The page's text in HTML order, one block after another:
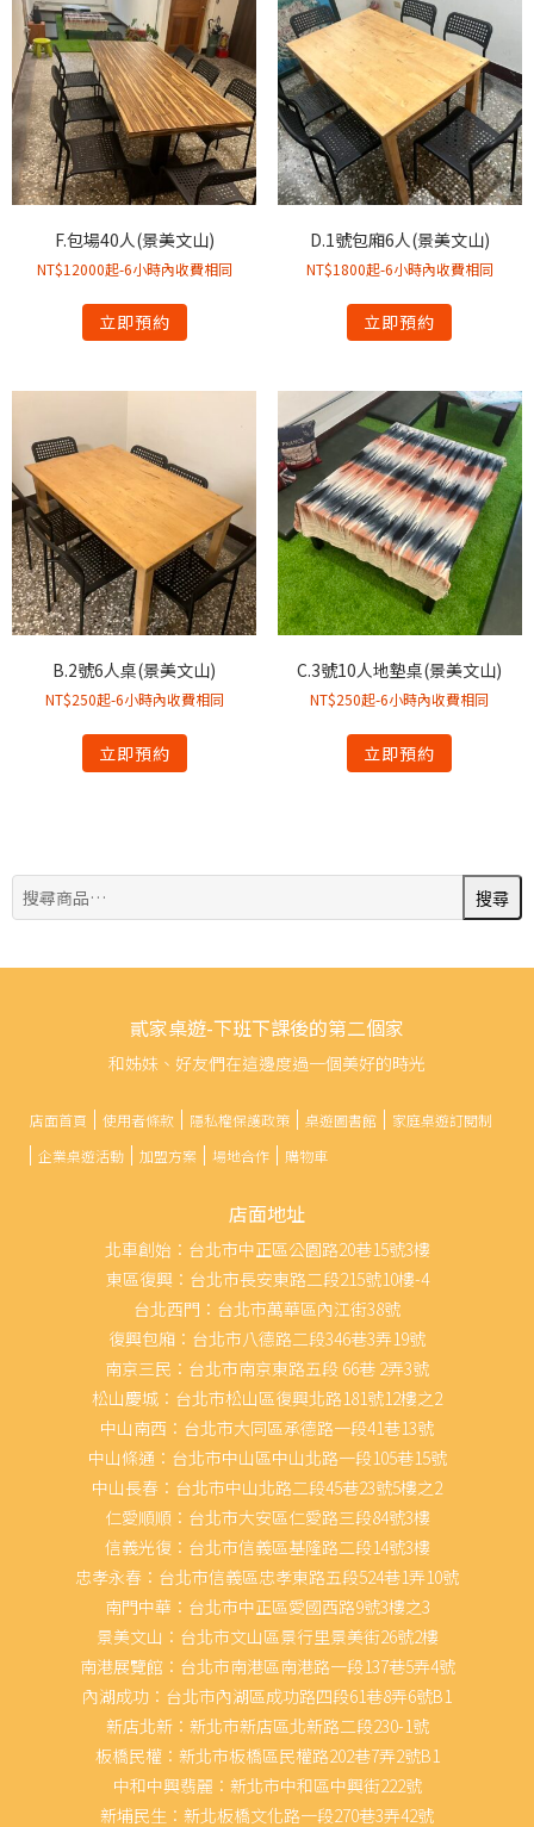
F.包場40人(景美文山)
NT$12000起-6小時內收費相同
立即預約
D.1號包廂6人(景美文山)
NT$1800起-6小時內收費相同
立即預約
B.2號6人桌(景美文山)
NT$250起-6小時內收費相同
立即預約
C.3號10人地墊桌(景美文山)
NT$250起-6小時內收費相同
立即預約
搜
尋:
搜尋
貳家桌遊-下班下課後的第二個家
和姊妹、好友們在這邊度過一個美好的時光
店面首頁 使用者條款 隱私權保護政策 桌遊圖書館
家庭桌遊訂閱制
企業桌遊活動
加盟方案 場地合作 購物車
店面地址
北車創始：台北市中正區公園路20巷15號3樓
東區復興：台北市長安東路二段215號10樓-4
台北西門：台北市萬華區內江街38號
復興包廂：台北市八德路二段346巷3弄19號
南京三民：台北市南京東路五段 66巷 2弄3號
松山慶城：台北市松山區復興北路181號12樓之2
中山南西：台北市大同區承德路一段41巷13號
中山條通：台北市中山區中山北路一段105巷15號
中山長春：台北市中山北路二段45巷23號5樓之2
仁愛順順：台北市大安區仁愛路三段84號3樓
信義光復：台北市信義區基隆路二段14號3樓
忠孝永春：台北市信義區忠孝東路五段524巷1弄10號
南門中華：台北市中正區愛國西路9號3樓之3
景美文山：台北市文山區景行里景美街26號2樓
南港展覽館：台北市南港區南港路一段137巷5弄4號
內湖成功：台北市內湖區成功路四段61巷8弄6號B1
新店北新：新北市新店區北新路二段230-1號
板橋民權：新北市板橋區民權路202巷7弄2號B1
中和中興翡麗：新北市中和區中興街222號
新埔民生：新北板橋文化路一段270巷3弄42號